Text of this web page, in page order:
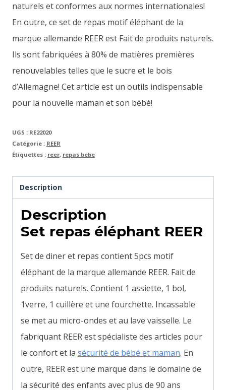
naturels et conformes aux normes internationales!
En outre, ce set de repas motif éléphant de la
marque allemande REER est Fait de produits naturels.
Ils sont fabriquées à 80% de matières premières
renouvelables telles que le sucre et le bois
d’Allemagne! Cet article est un outils indispensable
pour la nouvelle maman et son bébé!
UGS : RE22020
Catégorie : REER
Étiquettes : reer, repas bebe
Description
Description
Set repas éléphant REER
Set de diner et repas contient 5pcs motif
éléphant de la marque allemande REER. Fait de
produits naturels. Contient 1 assiette, 1 bol,
1verre, 1 cuillère et une fourchette. Incassable
se met au micro-ondes et au lave vaisselle. Le
fabriquant REER est spécialiste des articles pour
le confort et la sécurité de bébé et maman. En
outre, REER est une marque dans le domaine de
la sécurité des enfants avec plus de 90 ans